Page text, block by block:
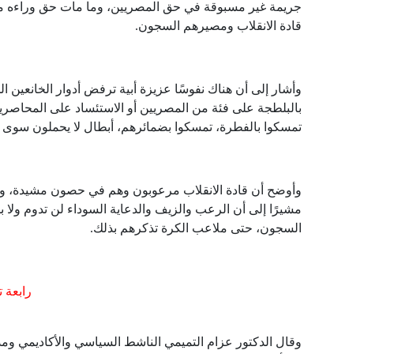
جريمة غير مسبوقة في حق المصريين، وما مات حق وراءه
قادة الانقلاب ومصيرهم السجون.
وأشار إلى أن هناك نفوسًا عزيزة أبية ترفض أدوار الخانعين
بالبلطجة على فئة من المصريين أو الاستئساد على
تمسكوا بالفطرة، تمسكوا بضمائرهم، أبطال لا يحملون
وأوضح أن قادة الانقلاب مرعوبون وهم في حصون
مشيرًا إلى أن الرعب والزيف والدعاية السوداء لن تدوم
السجون، حتى ملاعب الكرة تذكرهم بذلك.
رابعة
وقال الدكتور عزام التميمي الناشط السياسي والأكاديمي